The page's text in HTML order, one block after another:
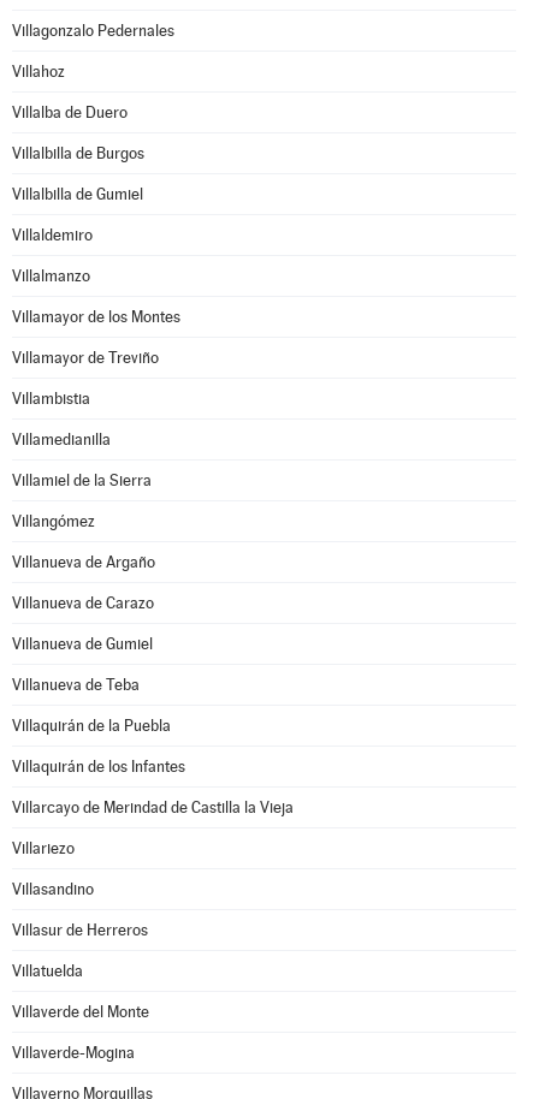
Villagonzalo Pedernales
Villahoz
Villalba de Duero
Villalbilla de Burgos
Villalbilla de Gumiel
Villaldemiro
Villalmanzo
Villamayor de los Montes
Villamayor de Treviño
Villambistia
Villamedianilla
Villamiel de la Sierra
Villangómez
Villanueva de Argaño
Villanueva de Carazo
Villanueva de Gumiel
Villanueva de Teba
Villaquirán de la Puebla
Villaquirán de los Infantes
Villarcayo de Merindad de Castilla la Vieja
Villariezo
Villasandino
Villasur de Herreros
Villatuelda
Villaverde del Monte
Villaverde-Mogina
Villayerno Morquillas